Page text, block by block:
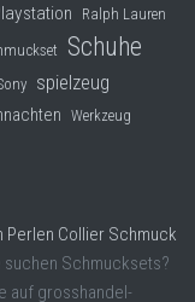
Ralph Lauren
Schuhe
spielzeug
Werkzeug
Perlen Collier Schmuck
suchen Schmucksets?
auf grosshandel-